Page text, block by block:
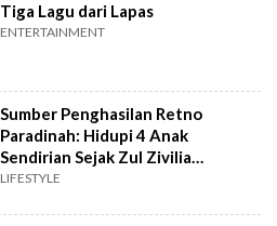
Tiga Lagu dari Lapas
ENTERTAINMENT
Sumber Penghasilan Retno
Paradinah: Hidupi 4 Anak
Sendirian Sejak Zul Zivilia
Dipenjara
LIFESTYLE